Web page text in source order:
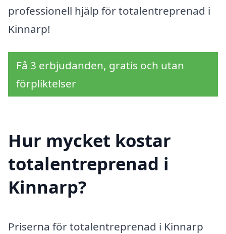
professionell hjälp för totalentreprenad i
Kinnarp!
Få 3 erbjudanden, gratis och utan
förpliktelser
Hur mycket kostar
totalentreprenad i
Kinnarp?
Priserna för totalentreprenad i Kinnarp